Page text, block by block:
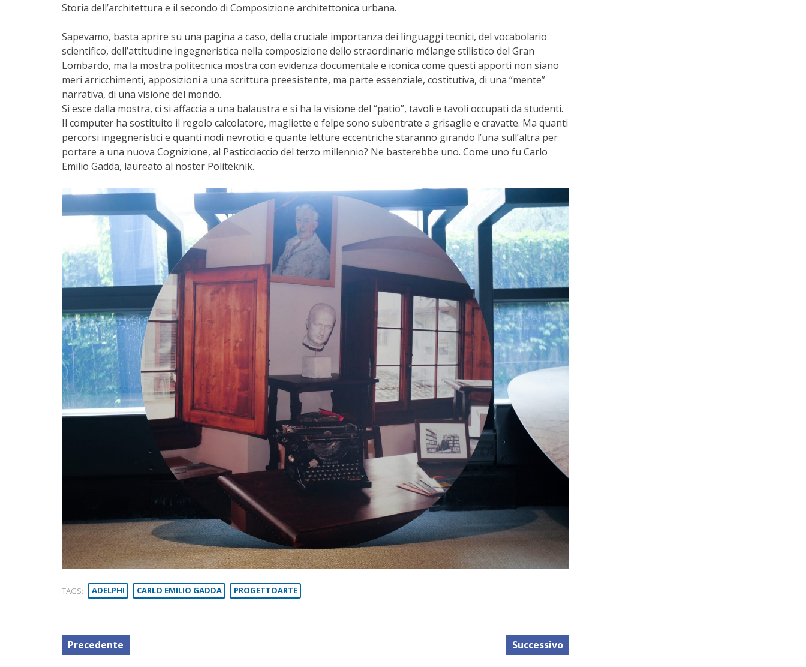
Storia dell’architettura e il secondo di Composizione architettonica urbana.
Sapevamo, basta aprire su una pagina a caso, della cruciale importanza dei linguaggi tecnici, del vocabolario
scientifico, dell’attitudine ingegneristica nella composizione dello straordinario mélange stilistico del Gran
Lombardo, ma la mostra politecnica mostra con evidenza documentale e iconica come questi apporti non siano
meri arricchimenti, apposizioni a una scrittura preesistente, ma parte essenziale, costitutiva, di una “mente”
narrativa, di una visione del mondo.
Si esce dalla mostra, ci si affaccia a una balaustra e si ha la visione del “patio”, tavoli e tavoli occupati da studenti.
Il computer ha sostituito il regolo calcolatore, magliette e felpe sono subentrate a grisaglie e cravatte. Ma quanti
percorsi ingegneristici e quanti nodi nevrotici e quante letture eccentriche staranno girando l’una sull’altra per
portare a una nuova Cognizione, al Pasticciaccio del terzo millennio? Ne basterebbe uno. Come uno fu Carlo
Emilio Gadda, laureato al noster Politeknik.
TAGS: ADELPHI CARLO EMILIO GADDA PROGETTOARTE
Precedente Successivo